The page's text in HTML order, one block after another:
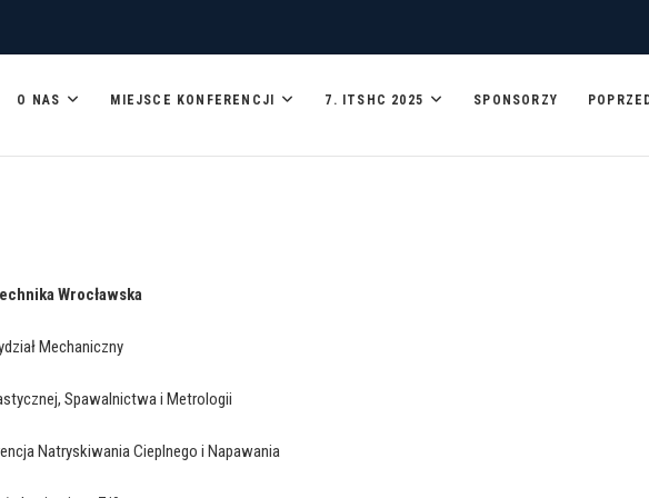
CONFERENCE
O NAS MIEJSCE KONFERENCJI 7. ITSHC 2025 SPONSORZY
Wrocławska
Mechaniczny
Spawalnictwa i Metrologii
Natryskiwania Cieplnego i Napawania